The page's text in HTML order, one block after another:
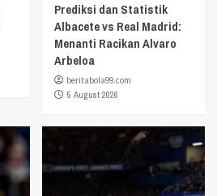
Prediksi dan Statistik
Albacete vs Real Madrid:
Menanti Racikan Alvaro
Arbeloa
beritabola99.com
5 August 2026